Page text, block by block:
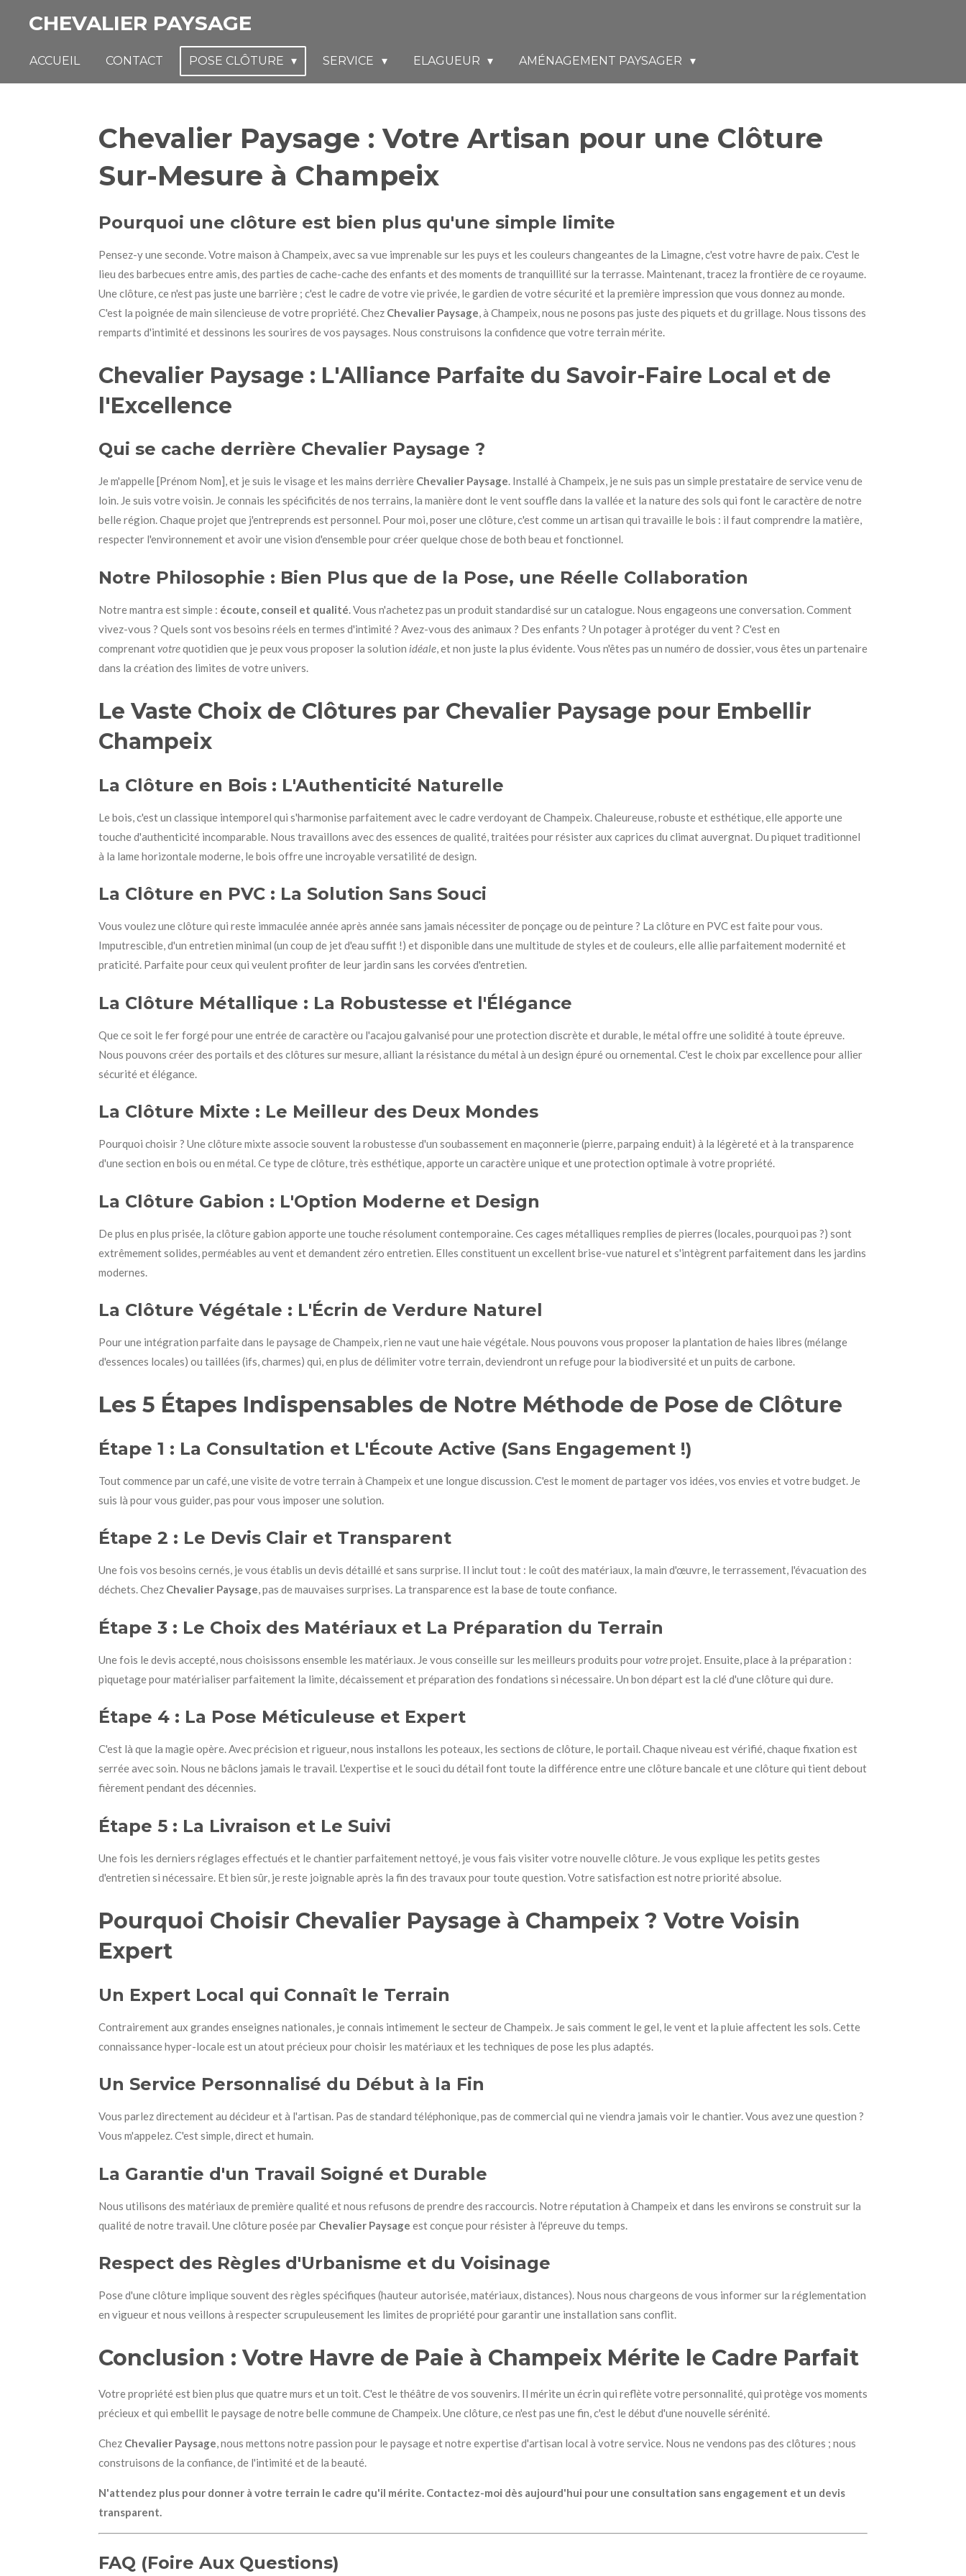
Passer
contenu
CHEVALIER PAYSAGE
ACCUEIL CONTACT POSE CLÔTURE SERVICE ELAGUEUR AMÉNAGEMENT PAYSAGER
Chevalier Paysage : Votre Artisan pour une Clôture
Sur-Mesure à Champeix
Pourquoi une clôture est bien plus qu'une simple limite
Pensez-y une seconde. Votre maison à Champeix, avec sa vue imprenable sur les puys et les couleurs changeantes de la Limagne, c'est votre havre de paix. C'est le
lieu des barbecues entre amis, des parties de cache-cache des enfants et des moments de tranquillité sur la terrasse. Maintenant, tracez la frontière de ce royaume.
Une clôture, ce n'est pas juste une barrière ; c'est le cadre de votre vie privée, le gardien de votre sécurité et la première impression que vous donnez au monde.
C'est la poignée de main silencieuse de votre propriété. Chez Chevalier Paysage , à Champeix, nous ne posons pas juste des piquets et du grillage. Nous tissons des
remparts d'intimité et dessinons les sourires de vos paysages. Nous construisons la confidence que votre terrain mérite.
Chevalier Paysage : L'Alliance Parfaite du Savoir-Faire Local et de
l'Excellence
Qui se cache derrière Chevalier Paysage ?
Je m'appelle [Prénom Nom], et je suis le visage et les mains derrière Chevalier Paysage. Installé à Champeix, je ne suis pas un simple prestataire de service venu de
loin. Je suis votre voisin. Je connais les spécificités de nos terrains, la manière dont le vent souffle dans la vallée et la nature des sols qui font le caractère de notre
belle région. Chaque projet que j'entreprends est personnel. Pour moi, poser une clôture, c'est comme un artisan qui travaille le bois : il faut comprendre la matière,
respecter l'environnement et avoir une vision d'ensemble pour créer quelque chose de both beau et fonctionnel.
Notre Philosophie : Bien Plus que de la Pose, une Réelle Collaboration
Notre mantra est simple : écoute, conseil et qualité. Vous n'achetez pas un produit standardisé sur un catalogue. Nous engageons une conversation. Comment
vivez-vous ? Quels sont vos besoins réels en termes d'intimité ? Avez-vous des animaux ? Des enfants ? Un potager à protéger du vent ? C'est en
comprenantvotrequotidien que je peux vous proposer la solution idéale, et non juste la plus évidente. Vous n'êtes pas un numéro de dossier, vous êtes un partenaire
dans la création des limites de votre univers.
Le Vaste Choix de Clôtures par Chevalier Paysage pour Embellir
Champeix
La Clôture en Bois : L'Authenticité Naturelle
Le bois, c'est un classique intemporel qui s'harmonise parfaitement avec le cadre verdoyant de Champeix. Chaleureuse, robuste et esthétique, elle apporte une
touche d'authenticité incomparable. Nous travaillons avec des essences de qualité, traitées pour résister aux caprices du climat auvergnat. Du piquet traditionnel
à la lame horizontale moderne, le bois offre une incroyable versatilité de design.
La Clôture en PVC : La Solution Sans Souci
Vous voulez une clôture qui reste immaculée année après année sans jamais nécessiter de ponçage ou de peinture ? La clôture en PVC est faite pour vous.
Imputrescible, d'un entretien minimal (un coup de jet d'eau suffit !) et disponible dans une multitude de styles et de couleurs, elle allie parfaitement modernité et
praticité. Parfaite pour ceux qui veulent profiter de leur jardin sans les corvées d'entretien.
La Clôture Métallique : La Robustesse et l'Élégance
Que ce soit le fer forgé pour une entrée de caractère ou l'acajou galvanisé pour une protection discrète et durable, le métal offre une solidité à toute épreuve.
Nous pouvons créer des portails et des clôtures sur mesure, alliant la résistance du métal à un design épuré ou ornemental. C'est le choix par excellence pour allier
sécurité et élégance.
La Clôture Mixte : Le Meilleur des Deux Mondes
Pourquoi choisir ? Une clôture mixte associe souvent la robustesse d'un soubassement en maçonnerie (pierre, parpaing enduit) à la légèreté et à la transparence
d'une section en bois ou en métal. Ce type de clôture, très esthétique, apporte un caractère unique et une protection optimale à votre propriété.
La Clôture Gabion : L'Option Moderne et Design
De plus en plus prisée, la clôture gabion apporte une touche résolument contemporaine. Ces cages métalliques remplies de pierres (locales, pourquoi pas ?) sont
extrêmement solides, perméables au vent et demandent zéro entretien. Elles constituent un excellent brise-vue naturel et s'intègrent parfaitement dans les jardins
modernes.
La Clôture Végétale : L'Écrin de Verdure Naturel
Pour une intégration parfaite dans le paysage de Champeix, rien ne vaut une haie végétale. Nous pouvons vous proposer la plantation de haies libres (mélange
d'essences locales) ou taillées (ifs, charmes) qui, en plus de délimiter votre terrain, deviendront un refuge pour la biodiversité et un puits de carbone.
Les 5 Étapes Indispensables de Notre Méthode de Pose de Clôture
Étape 1 : La Consultation et L'Écoute Active (Sans Engagement !)
Tout commence par un café, une visite de votre terrain à Champeix et une longue discussion. C'est le moment de partager vos idées, vos envies et votre budget. Je
suis là pour vous guider, pas pour vous imposer une solution.
Étape 2 : Le Devis Clair et Transparent
Une fois vos besoins cernés, je vous établis un devis détaillé et sans surprise. Il inclut tout : le coût des matériaux, la main d'œuvre, le terrassement, l'évacuation des
déchets. Chez Chevalier Paysage, pas de mauvaises surprises. La transparence est la base de toute confiance.
Étape 3 : Le Choix des Matériaux et La Préparation du Terrain
Une fois le devis accepté, nous choisissons ensemble les matériaux. Je vous conseille sur les meilleurs produits pourvotreprojet. Ensuite, place à la préparation :
piquetage pour matérialiser parfaitement la limite, décaissement et préparation des fondations si nécessaire. Un bon départ est la clé d'une clôture qui dure.
Étape 4 : La Pose Méticuleuse et Expert
C'est là que la magie opère. Avec précision et rigueur, nous installons les poteaux, les sections de clôture, le portail. Chaque niveau est vérifié, chaque fixation est
serrée avec soin. Nous ne bâclons jamais le travail. L'expertise et le souci du détail font toute la différence entre une clôture bancale et une clôture qui tient debout
fièrement pendant des décennies.
Étape 5 : La Livraison et Le Suivi
Une fois les derniers réglages effectués et le chantier parfaitement nettoyé, je vous fais visiter votre nouvelle clôture. Je vous explique les petits gestes
d'entretien si nécessaire. Et bien sûr, je reste joignable après la fin des travaux pour toute question. Votre satisfaction est notre priorité absolue.
Pourquoi Choisir Chevalier Paysage à Champeix ? Votre Voisin
Expert
Un Expert Local qui Connaît le Terrain
Contrairement aux grandes enseignes nationales, je connais intimement le secteur de Champeix. Je sais comment le gel, le vent et la pluie affectent les sols. Cette
connaissance hyper-locale est un atout précieux pour choisir les matériaux et les techniques de pose les plus adaptés.
Un Service Personnalisé du Début à la Fin
Vous parlez directement au décideur et à l'artisan. Pas de standard téléphonique, pas de commercial qui ne viendra jamais voir le chantier. Vous avez une question ?
Vous m'appelez. C'est simple, direct et humain.
La Garantie d'un Travail Soigné et Durable
Nous utilisons des matériaux de première qualité et nous refusons de prendre des raccourcis. Notre réputation à Champeix et dans les environs se construit sur la
qualité de notre travail. Une clôture posée par Chevalier Paysage est conçue pour résister à l'épreuve du temps.
Respect des Règles d'Urbanisme et du Voisinage
Pose d'une clôture implique souvent des règles spécifiques (hauteur autorisée, matériaux, distances). Nous nous chargeons de vous informer sur la réglementation
en vigueur et nous veillons à respecter scrupuleusement les limites de propriété pour garantir une installation sans conflit.
Conclusion : Votre Havre de Paie à Champeix Mérite le Cadre Parfait
Votre propriété est bien plus que quatre murs et un toit. C'est le théâtre de vos souvenirs. Il mérite un écrin qui reflète votre personnalité, qui protège vos moments
précieux et qui embellit le paysage de notre belle commune de Champeix. Une clôture, ce n'est pas une fin, c'est le début d'une nouvelle sérénité.
Chez Chevalier Paysage, nous mettons notre passion pour le paysage et notre expertise d'artisan local à votre service. Nous ne vendons pas des clôtures ; nous
construisons de la confiance, de l'intimité et de la beauté.
N'attendez plus pour donner à votre terrain le cadre qu'il mérite. Contactez-moi dès aujourd'hui pour une consultation sans engagement et un devis
transparent.
FAQ (Foire Aux Questions)